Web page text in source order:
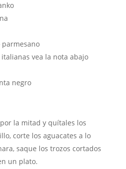
parmesano
vea la nota abajo
negro
la mitad y quítales los
corte los aguacates a lo
saque los trozos cortados
un plato.